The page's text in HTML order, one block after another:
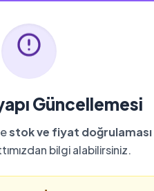
Güncellemesi
stok ve fiyat doğrulaması
bilgi alabilirsiniz.